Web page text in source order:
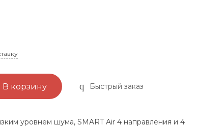
В корзину Быстрый заказ
уровнем шума, SMART Air 4 направления и 4